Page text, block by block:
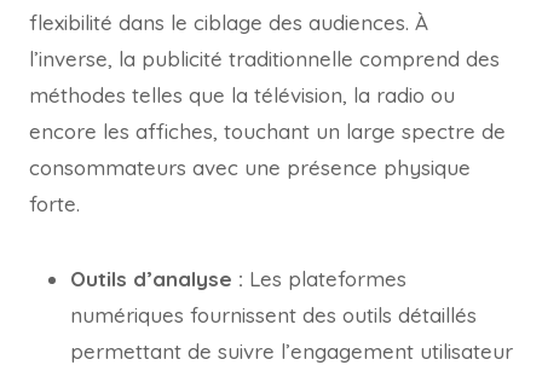
flexibilité dans le ciblage des audiences. À
l’inverse, la publicité traditionnelle comprend des
méthodes telles que la télévision, la radio ou
encore les affiches, touchant un large spectre de
consommateurs avec une présence physique
forte.
Outils d’analyse : Les plateformes
numériques fournissent des outils détaillés
permettant de suivre l’engagement utilisateur